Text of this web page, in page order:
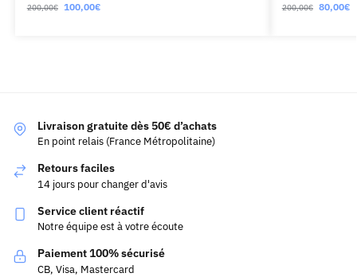
200,00€ 100,00€ 200,00€ 80,00€
Livraison gratuite dès 50€ d’achats
En point relais (France Métropolitaine)
Retours faciles
14 jours pour changer d'avis
Service client réactif
Notre équipe est à votre écoute
Paiement 100% sécurisé
CB, Visa, Mastercard